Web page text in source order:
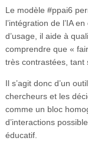
Le modèle #ppai6
l’intégration de l’IA
d’usage, il aide à
comprendre que «
très contrastées, tant
Il s’agit donc d’un
chercheurs et les
comme un bloc
d’interactions
éducatif.